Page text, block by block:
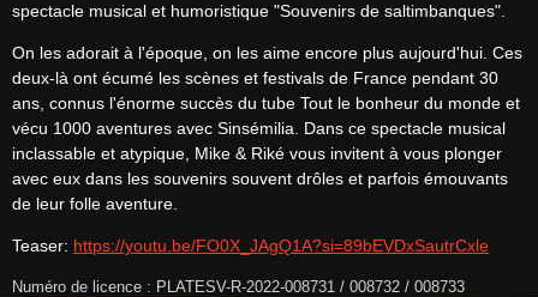
spectacle musical et humoristique "Souvenirs de saltimbanques".
On les adorait à l'époque, on les aime encore plus aujourd'hui. Ces
deux-là ont écumé les scènes et festivals de France pendant 30
ans, connus l'énorme succès du tube Tout le bonheur du monde et
vécu 1000 aventures avec Sinsémilia. Dans ce spectacle musical
inclassable et atypique, Mike & Riké vous invitent à vous plonger
avec eux dans les souvenirs souvent drôles et parfois émouvants
de leur folle aventure.
Teaser: https://youtu.be/FO0X_JAgQ1A?si=89bEVDxSautrCxle
Numéro de licence : PLATESV-R-2022-008731 / 008732 / 008733